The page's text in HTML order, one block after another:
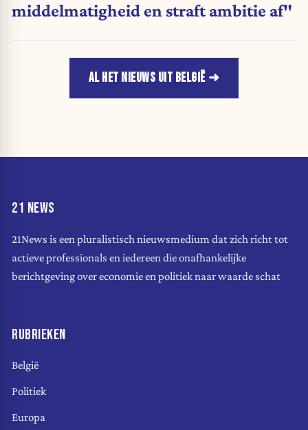
middelmatigheid en straft ambitie af"
AL HET NIEUWS UIT BELGIË
21 NEWS
21News is een pluralistisch nieuwsmedium dat zich richt tot
actieve professionals en iedereen die onafhankelijke
berichtgeving over economie en politiek naar waarde schat
RUBRIEKEN
België
Politiek
Europa